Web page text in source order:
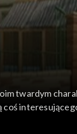
twardym
coś